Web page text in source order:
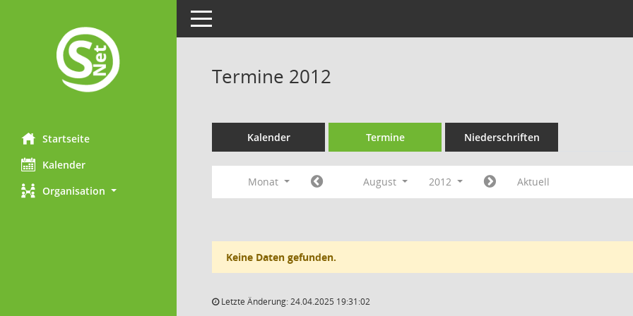
Startseite
Kalender
Organisation
Toggle navigation
Termine 2012
Kalender Termine Niederschriften
Monat August 2012 Aktuell
Keine Daten gefunden.
Letzte Änderung: 24.04.2025 19:31:02